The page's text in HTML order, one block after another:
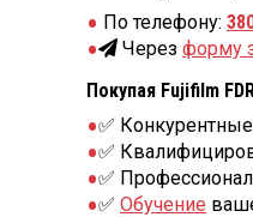
По телефону:
Через форму
Покупая Fujifilm
✅
✅
✅
✅ Обучение